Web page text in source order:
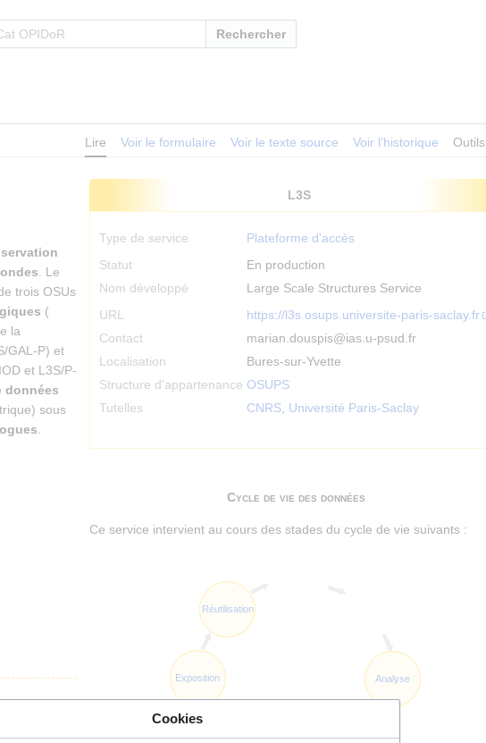
Rechercher
Lire Voir le formulaire Voir le texte source Voir l’historique Outils
L3S
Type de service
Plateforme d'accès
Statut
En production
Nom développé
Large Scale Structures Service
URL
https://l3s.osups.universite-paris-saclay.fr
Contact
marian.douspis@ias.u-psud.fr
Localisation
Bures-sur-Yvette
Structure d'appartenance OSUPS
Tutelles
CNRS Université Paris-Saclay
Cycle de vie des données
Ce service intervient au cours des stades du cycle de vie suivants :
Analyse
Exposition
Réutilisation
. Le
trois OSUs
(
la
GAL-P) et
et L3S/P-
données
sous
Cookies